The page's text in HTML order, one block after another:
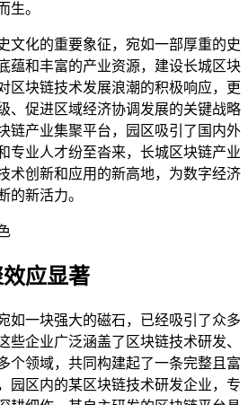
生。
文化的重要象征，宛如一部厚重的史
蕴和丰富的产业资源，建设长城区块
区块链技术发展浪潮的积极响应，更
、促进区域经济协调发展的关键战略
链产业集聚平台，园区吸引了国内外
专业人才纷至沓来，长城区块链产业
术创新和应用的新高地，为数字经济
的新活力。
效应显著
如一块强大的磁石，已经吸引了众多
些企业广泛涵盖了区块链技术研发、
个领域，共同构建起了一条完整且富
园区内的某区块链技术研发企业，专